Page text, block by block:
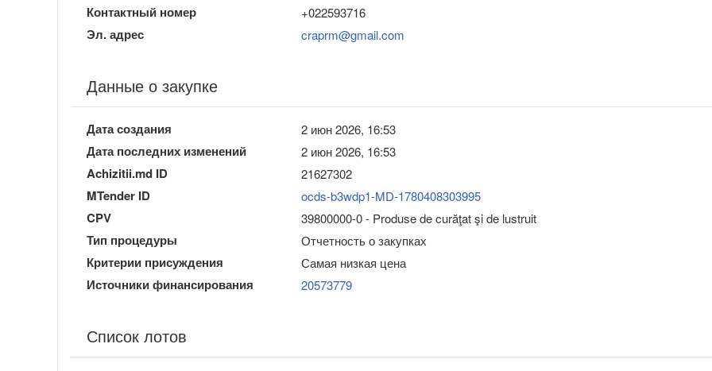
Контактный номер +022593716
Эл. адрес craprm@gmail.com
Данные о закупке
Дата создания 2 июн 2026, 16:53
Дата последних изменений 2 июн 2026, 16:53
Achizitii.md ID 21627302
MTender ID ocds-b3wdp1-MD-1780408303995
CPV 39800000-0 - Produse de curăţat şi de lustruit
Тип процедуры Отчетность о закупках
Критерии присуждения Самая низкая цена
Источники финансирования 20573779
Список лотов